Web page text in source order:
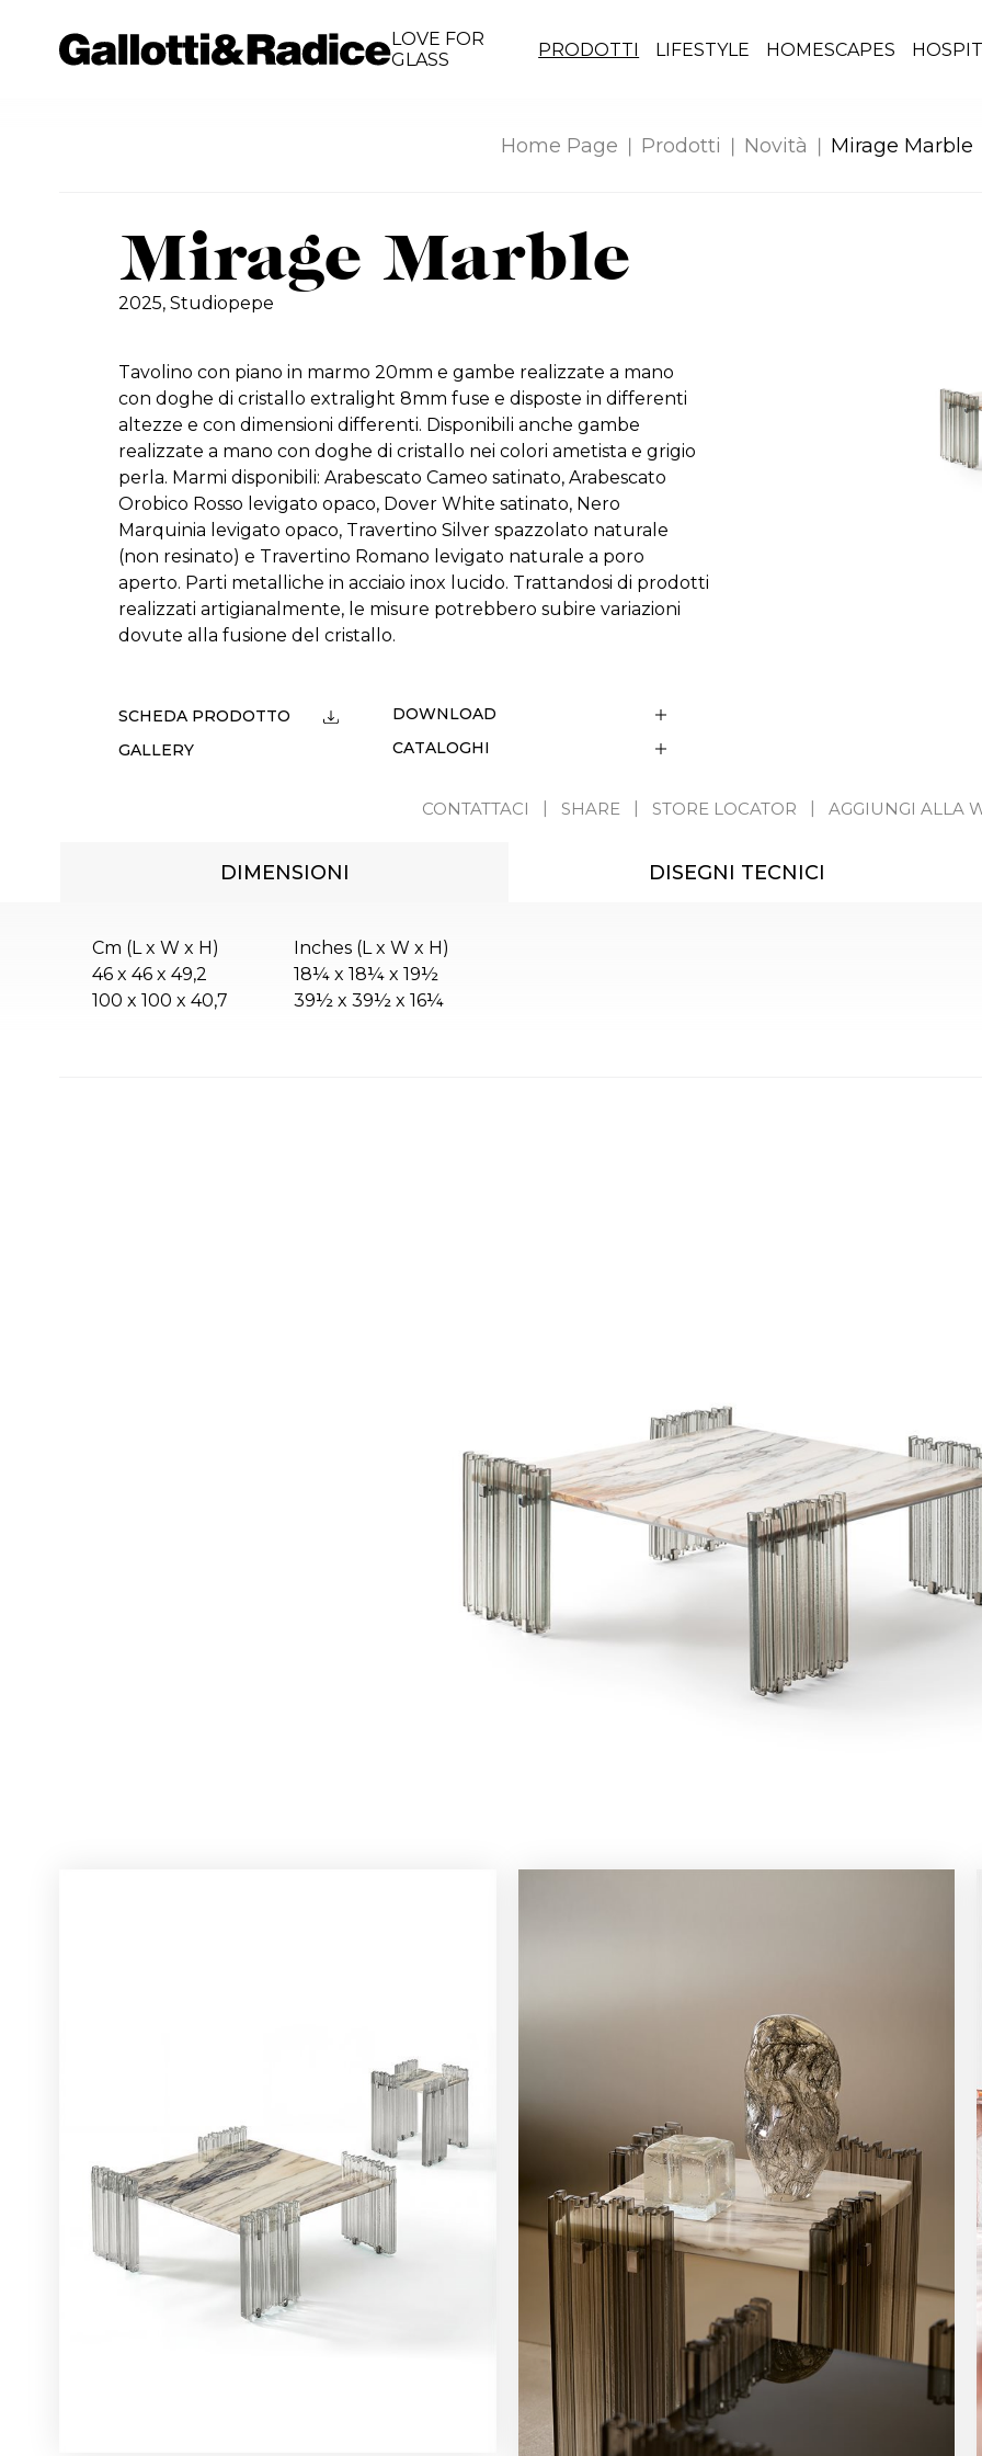
LOVE FOR
GLASS
PRODOTTI LIFESTYLE HOMESCAPES
Home Page Prodotti Novità Mirage Marble
Mirage Marble
2025, Studiopepe
Tavolino con piano in marmo 20mm e gambe realizzate a mano
con doghe di cristallo extralight 8mm fuse e disposte in differenti
altezze e con dimensioni differenti. Disponibili anche gambe
realizzate a mano con doghe di cristallo nei colori ametista e grigio
perla. Marmi disponibili: Arabescato Cameo satinato, Arabescato
Orobico Rosso levigato opaco, Dover White satinato, Nero
Marquinia levigato opaco, Travertino Silver spazzolato naturale
(non resinato) e Travertino Romano levigato naturale a poro
aperto. Parti metalliche in acciaio inox lucido. Trattandosi di prodotti
realizzati artigianalmente, le misure potrebbero subire variazioni
dovute alla fusione del cristallo.
SCHEDA PRODOTTO
GALLERY
DOWNLOAD
CATALOGHI
CONTATTACI SHARE STORE LOCATOR AGGIUNGI ALLA
DIMENSIONI DISEGNI TECNICI
Cm (L x W x H)
46 x 46 x 49,2
100 x 100 x 40,7
Inches (L x W x H)
18¼ x 18¼ x 19½
39½ x 39½ x 16¼